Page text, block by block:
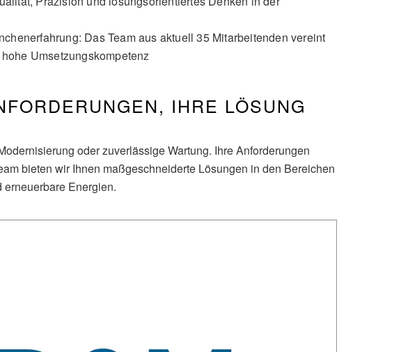
Das Team aus aktuell 35 Mitarbeitenden vereint
Umsetzungskompetenz
IHRE LÖSUNG
oder zuverlässige Wartung. Ihre Anforderungen
bieten wir Ihnen maßgeschneiderte Lösungen in den Bereichen
erneuerbare Energien.